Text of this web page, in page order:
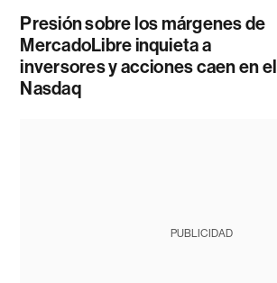
Presión sobre los márgenes de
MercadoLibre inquieta a
inversores y acciones caen en el
Nasdaq
PUBLICIDAD